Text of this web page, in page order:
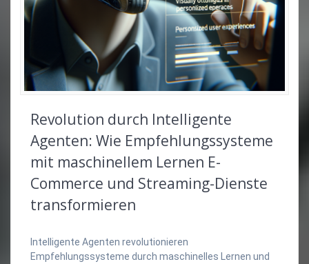
Revolution durch Intelligente
Agenten: Wie Empfehlungssysteme
mit maschinellem Lernen E-
Commerce und Streaming-Dienste
transformieren
Intelligente Agenten revolutionieren
Empfehlungssysteme durch maschinelles Lernen und